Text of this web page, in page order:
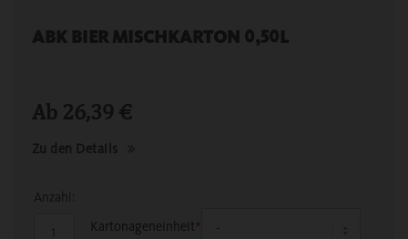
ABK BIER MISCHKARTON 0,50L
Ab 26,39 €
Zu den Details
Kartonageneinheit *
Anzahl: